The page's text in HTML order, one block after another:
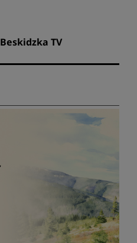
Beskidzka TV